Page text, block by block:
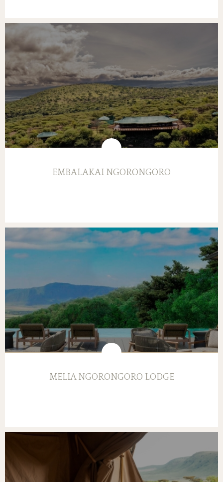
EMBALAKAI NGORONGORO
MELIA NGORONGORO LODGE